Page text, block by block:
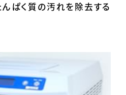
ぱく質の汚れを除去する